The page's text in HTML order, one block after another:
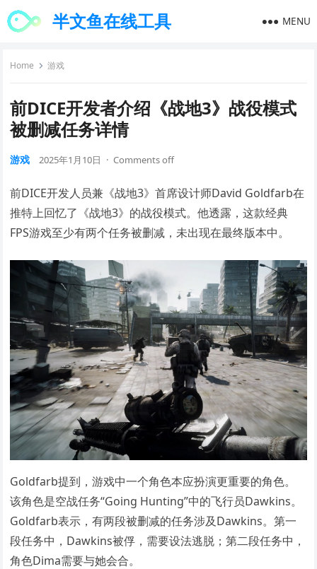
半文鱼在线工具 MENU
Home 游戏
前DICE开发者介绍《战地3》战役模式
被删减任务详情
游戏 2025年1月10日 · Comments off
前DICE开发人员兼《战地3》首席设计师David Goldfarb在
推特上回忆了《战地3》的战役模式。他透露，这款经典
FPS游戏至少有两个任务被删减，未出现在最终版本中。
Goldfarb提到，游戏中一个角色本应扮演更重要的角色。
该角色是空战任务“Going Hunting”中的飞行员Dawkins。
Goldfarb表示，有两段被删减的任务涉及Dawkins。第一
段任务中，Dawkins被俘，需要设法逃脱；第二段任务中，
角色Dima需要与她会合。